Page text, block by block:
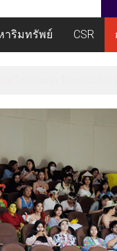
าริมทรัพย์ CSR